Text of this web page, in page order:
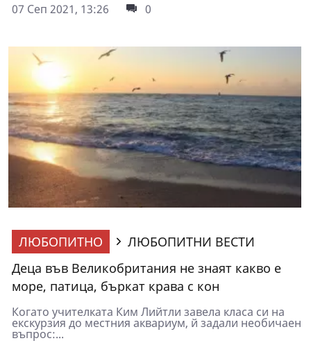
07 Сеп 2021, 13:26
0
ЛЮБОПИТНО
ЛЮБОПИТНИ ВЕСТИ
Деца във Великобритания не знаят какво е
море, патица, бъркат крава с кон
Когато учителката Ким Лийтли завела класа си на
екскурзия до местния аквариум, й задали необичаен
въпрос:...